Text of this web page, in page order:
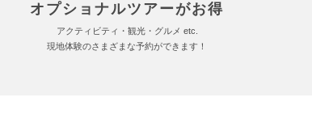
オプショナルツアーがお得
アクティビティ・観光・グルメ etc.
現地体験のさまざまな予約ができます！